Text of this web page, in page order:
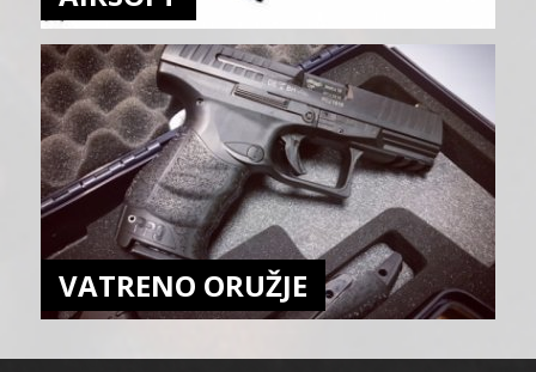
VATRENO ORUŽJE